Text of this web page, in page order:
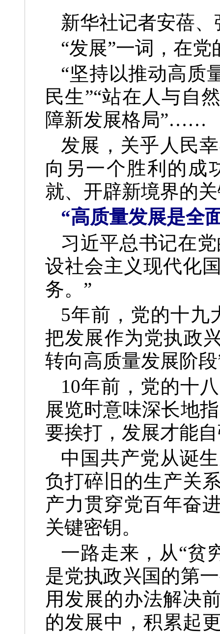
新华社记者安蓓
“发展”一词，在
“坚持以推动高质
民生”“站在人与自
障新发展格局”……
发展，关乎人民
向另一个胜利的成
就、开辟新境界的
“高质量发展是全
习近平总书记在
设社会主义现代化
务。”
5年前，党的十九
把发展作为党执政
转向高质量发展阶
10年前，党的十
展览时意味深长地
要挨打，发展才能
中国共产党从诞
负打碎旧的生产关
产力贯穿党百年奋
关键密钥。
一路走来，从“贫
是党执政兴国的第
用发展的办法解决
的发展中，积累起